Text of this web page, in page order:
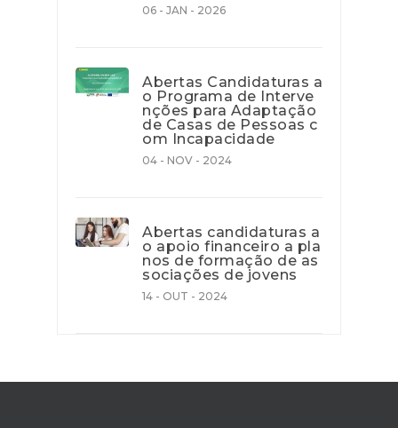
06 - JAN - 2026
Abertas Candidaturas a
o Programa de Interve
nções para Adaptação
de Casas de Pessoas c
om Incapacidade
04 - NOV - 2024
Abertas candidaturas a
o apoio financeiro a pla
nos de formação de as
sociações de jovens
14 - OUT - 2024